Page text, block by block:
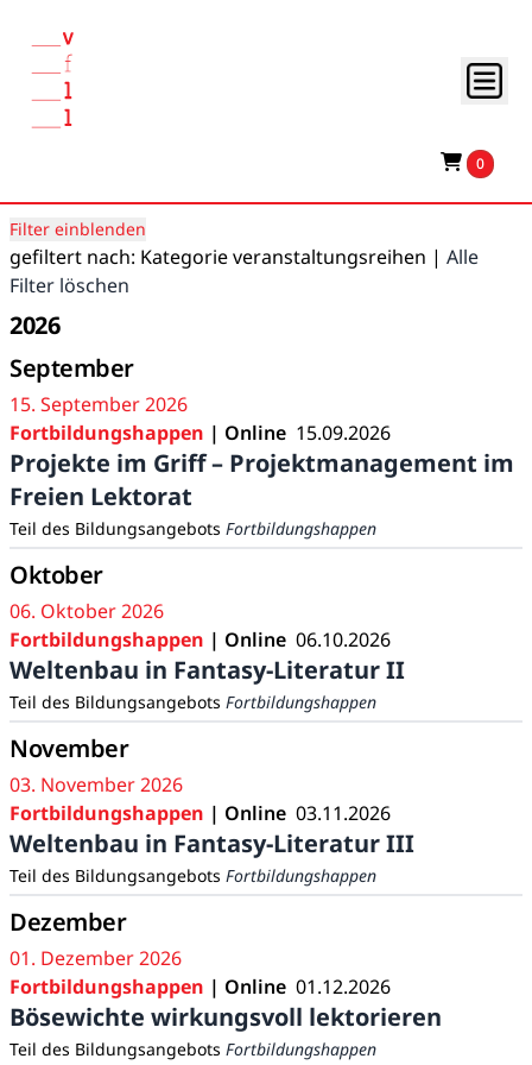
0
Filter einblenden
gefiltert nach: Kategorie veranstaltungsreihen | Alle
Filter löschen
2026
September
15. September 2026
Fortbildungshappen | Online 15.09.2026
Projekte im Griff – Projektmanagement im
Freien Lektorat
Teil des Bildungsangebots Fortbildungshappen
Oktober
06. Oktober 2026
Fortbildungshappen | Online 06.10.2026
Weltenbau in Fantasy-Literatur II
Teil des Bildungsangebots Fortbildungshappen
November
03. November 2026
Fortbildungshappen | Online 03.11.2026
Weltenbau in Fantasy-Literatur III
Teil des Bildungsangebots Fortbildungshappen
Dezember
01. Dezember 2026
Fortbildungshappen | Online 01.12.2026
Bösewichte wirkungsvoll lektorieren
Teil des Bildungsangebots Fortbildungshappen